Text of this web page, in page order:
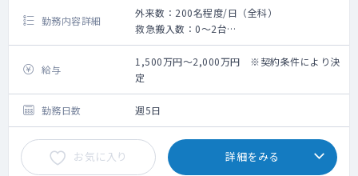
勤務内容詳細
外来数：200名程度/日（全科）
救急搬入数：0～2台
外来診察
病棟管理
透析管理
手術
※透析管理の勤務は必須となり、他は候補医
師の希望に応じてご相談の上決定となります
給与
1,500万円～2,000万円 ※契約条件により決
定
勤務日数 週5日
お気に入り 詳細をみる